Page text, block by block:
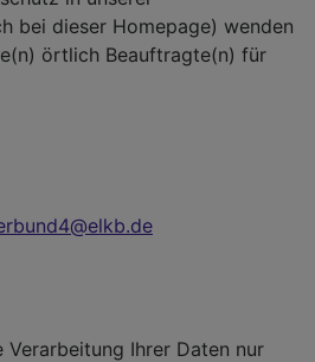
bei dieser Homepage) wenden
örtlich Beauftragte(n) für
Verarbeitung Ihrer Daten nur